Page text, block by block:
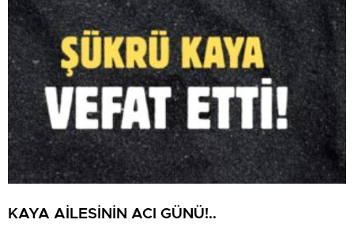
KAYA AİLESİNİN ACI GÜNÜ!..